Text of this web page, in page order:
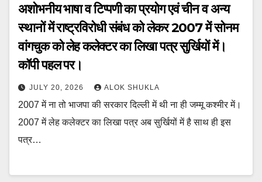
अशोभनीय भाषा व टिप्पणी का प्रयोग एवं चीन व अन्य
स्थानों में राष्ट्रविरोधी संबंध को लेकर 2007 में सोनम
वांगचुक को लेह कलेक्टर का लिखा पत्र सुर्खियों में।
कॉपी पहल पर।
JULY 20, 2026 ALOK SHUKLA
2007 में ना तो भाजपा की सरकार दिल्ली में थी ना ही जम्मू कश्मीर में।
2007 में लेह कलेक्टर का लिखा पत्र अब सुर्खियों में है साथ ही इस
पत्र…